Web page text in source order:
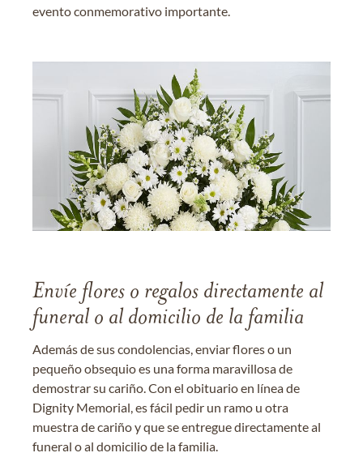
evento conmemorativo importante.
Envíe flores o regalos directamente al
funeral o al domicilio de la familia
Además de sus condolencias, enviar flores o un
pequeño obsequio es una forma maravillosa de
demostrar su cariño. Con el obituario en línea de
Dignity Memorial, es fácil pedir un ramo u otra
muestra de cariño y que se entregue directamente al
funeral o al domicilio de la familia.